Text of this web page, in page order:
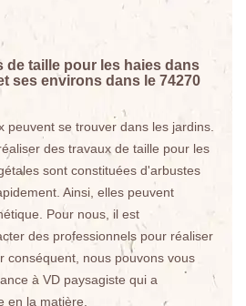
de taille pour les haies dans
ses environs dans le 74270
peuvent se trouver dans les jardins.
des travaux de taille pour les
sont constituées d'arbustes
Ainsi, elles peuvent
Pour nous, il est
des professionnels pour réaliser
conséquent, nous pouvons vous
à VD paysagiste qui a
en la matière.